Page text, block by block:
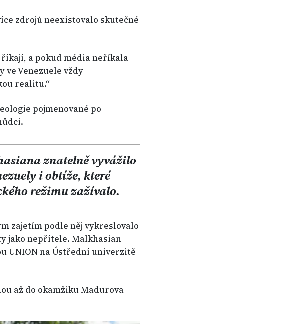
zdrojů neexistovalo skutečné
a pokud média neříkala
ve Venezuele vždy
realitu.“
pojmenované po
znatelně vyvážilo
i obtíže, které
režimu zažívalo.
zajetím podle něj vykreslovalo
jako nepřítele. Malkhasian
UNION na Ústřední univerzitě
až do okamžiku Madurova